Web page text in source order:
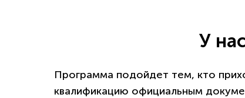
У
Программа подойдет тем, кто
квалификацию официальным